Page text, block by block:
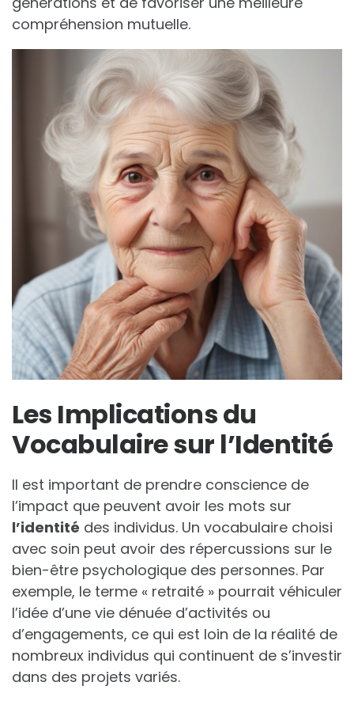
compréhension mutuelle.
Les Implications du
Vocabulaire sur l’Identité
Il est important de prendre conscience de
l’impact que peuvent avoir les mots sur
l’identité des individus. Un vocabulaire choisi
avec soin peut avoir des répercussions sur le
bien-être psychologique des personnes. Par
exemple, le terme « retraité » pourrait véhiculer
l’idée d’une vie dénuée d’activités ou
d’engagements, ce qui est loin de la réalité de
nombreux individus qui continuent de s’investir
dans des projets variés.